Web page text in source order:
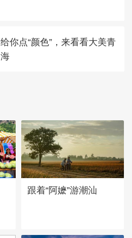
给你点“颜色”，来看看大美青
海
跟着“阿嬷”游潮汕